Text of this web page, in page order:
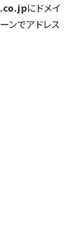
.co.jpにドメイ
ンでアドレス